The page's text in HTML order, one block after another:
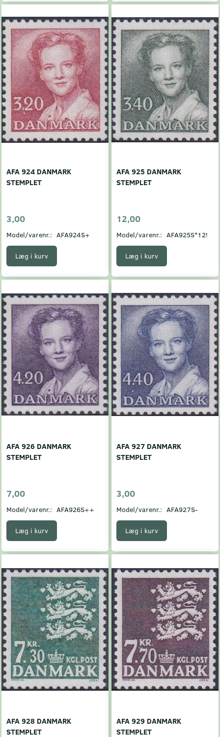
AFA 924 DANMARK
STEMPLET
3,00
Model/varenr.: AFA924S+
Læg i kurv
AFA 925 DANMARK
STEMPLET
12,00
Model/varenr.: AFA925S*12!
Læg i kurv
AFA 926 DANMARK
STEMPLET
7,00
Model/varenr.: AFA926S++
Læg i kurv
AFA 927 DANMARK
STEMPLET
3,00
Model/varenr.: AFA927S-
Læg i kurv
AFA 928 DANMARK
STEMPLET
AFA 929 DANMARK
STEMPLET